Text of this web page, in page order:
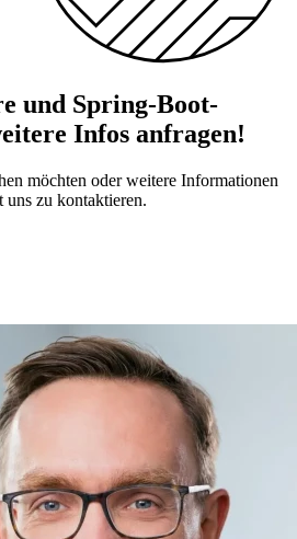
und Spring-Boot-
Infos anfragen!
möchten oder weitere Informationen
uns zu kontaktieren.